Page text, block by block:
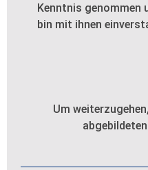
Kenntnis genommen
bin mit ihnen
Um